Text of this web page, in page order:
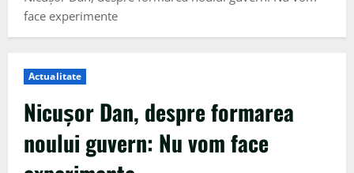
face experimente
Actualitate
Nicușor Dan, despre formarea
noului guvern: Nu vom face